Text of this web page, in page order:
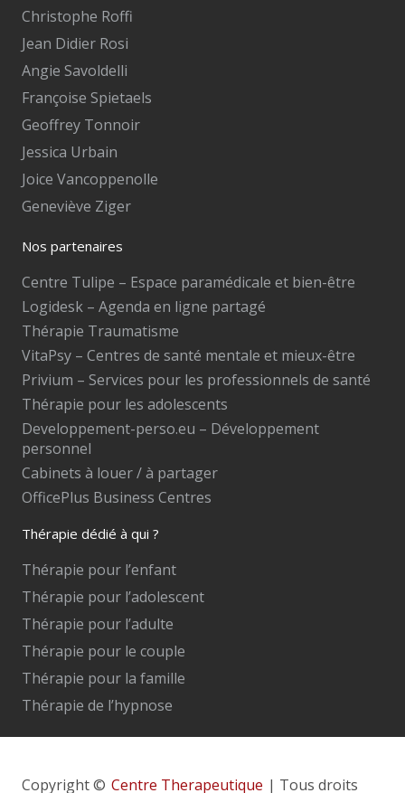
Christophe Roffi
Jean Didier Rosi
Angie Savoldelli
Françoise Spietaels
Geoffrey Tonnoir
Jessica Urbain
Joice Vancoppenolle
Geneviève Ziger
Nos partenaires
Centre Tulipe – Espace paramédicale et bien-être
Logidesk – Agenda en ligne partagé
Thérapie Traumatisme
VitaPsy – Centres de santé mentale et mieux-être
Privium – Services pour les professionnels de santé
Thérapie pour les adolescents
Developpement-perso.eu – Développement
personnel
Cabinets à louer / à partager
OfficePlus Business Centres
Thérapie dédié à qui ?
Thérapie pour l’enfant
Thérapie pour l’adolescent
Thérapie pour l’adulte
Thérapie pour le couple
Thérapie pour la famille
Thérapie de l’hypnose
Copyright © Centre Therapeutique | Tous droits